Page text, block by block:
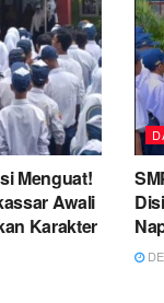
Menguat!
Awali
Karakter